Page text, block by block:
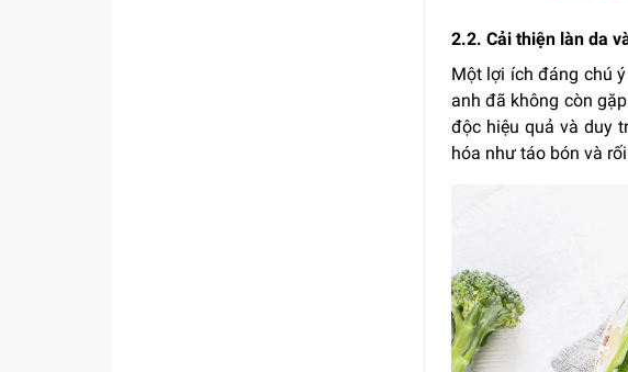
2.2. Cải thiện làn da
Một lợi ích đáng chú
anh đã không còn
độc hiệu quả và duy
hóa như táo bón và